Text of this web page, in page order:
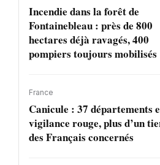
Incendie dans la forêt de
Fontainebleau : près de 800
hectares déjà ravagés, 400
pompiers toujours mobilisés
France
Canicule : 37 départements
vigilance rouge, plus d’un
des Français concernés